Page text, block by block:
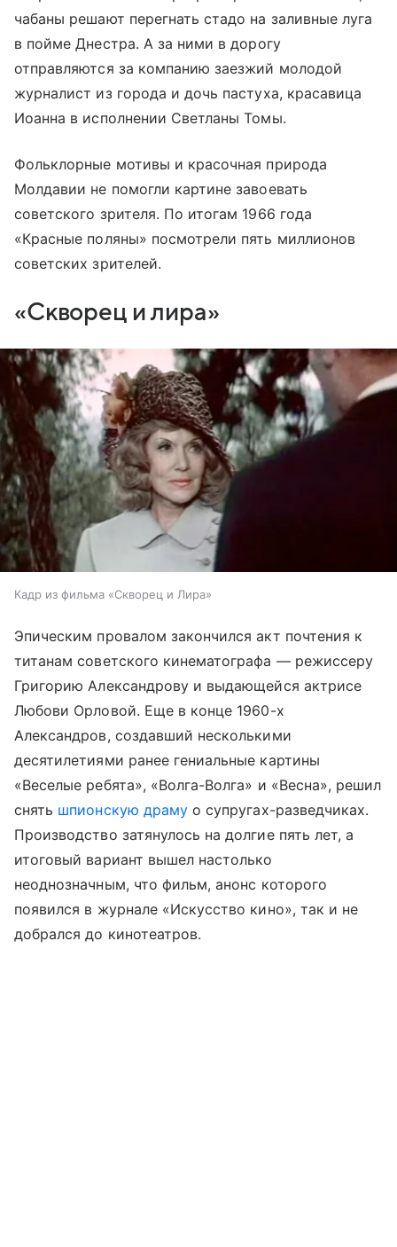
чабаны решают перегнать стадо на заливные луга
в пойме Днестра. А за ними в дорогу
отправляются за компанию заезжий молодой
журналист из города и дочь пастуха, красавица
Иоанна в исполнении Светланы Томы.
Фольклорные мотивы и красочная природа
Молдавии не помогли картине завоевать
советского зрителя. По итогам 1966 года
«Красные поляны» посмотрели пять миллионов
советских зрителей.
«Скворец и лира»
Кадр из фильма «Скворец и Лира»
Эпическим провалом закончился акт почтения к
титанам советского кинематографа — режиссеру
Григорию Александрову и выдающейся актрисе
Любови Орловой. Еще в конце 1960-х
Александров, создавший несколькими
десятилетиями ранее гениальные картины
«Веселые ребята», «Волга-Волга» и «Весна», решил
снять шпионскую драму о супругах-разведчиках.
Производство затянулось на долгие пять лет, а
итоговый вариант вышел настолько
неоднозначным, что фильм, анонс которого
появился в журнале «Искусство кино», так и не
добрался до кинотеатров.